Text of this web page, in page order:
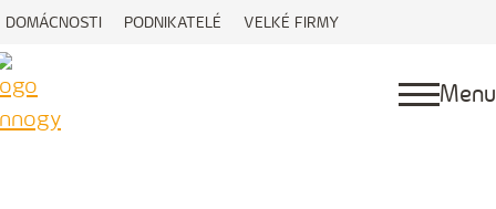
DOMÁCNOSTI PODNIKATELÉ VELKÉ FIRMY
Menu